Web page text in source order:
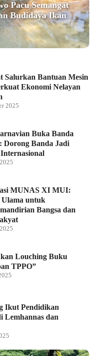
Pacu Semangat
Budidaya Ikan
Salurkan Bantuan Mesin
Ekonomi Nelayan
2025
Buka Banda
Dorong Banda Jadi
MUNAS XI MUI:
Ulama untuk
Bangsa dan
Louching Buku
TPPO”
Ikut Pendidikan
Lemhannas dan